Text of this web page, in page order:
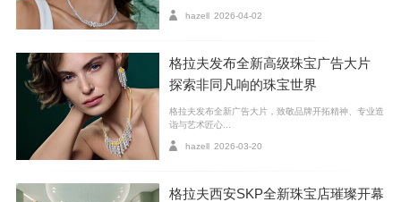
什么是奶油钻
hazell 2026-04-02
格拉夫发布全新高级珠宝广告大片
探索非同凡响的珠宝世界
格拉夫发布全新广告大片，致敬品牌开拓精神、专业造
诣与艺术匠心...
hazell 2026-03-20
格拉夫西安SKP全新珠宝店璀璨开幕